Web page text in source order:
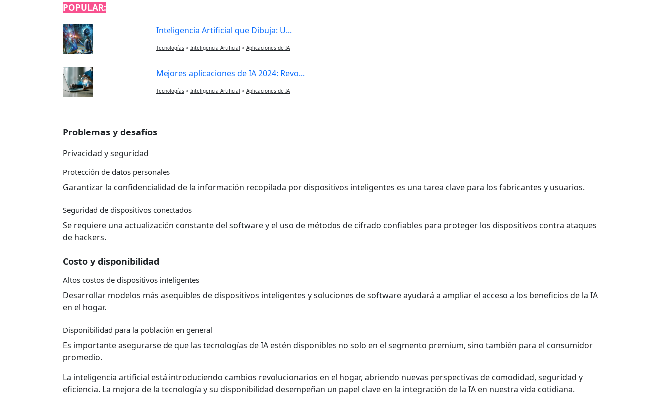
POPULAR:
Inteligencia Artificial que Dibuja: U...
Tecnologías > Inteligencia Artificial > Aplicaciones de IA
Mejores aplicaciones de IA 2024: Revo...
Tecnologías > Inteligencia Artificial > Aplicaciones de IA
Problemas y desafíos
Privacidad y seguridad
Protección de datos personales
Garantizar la confidencialidad de la información recopilada por dispositivos inteligentes es una tarea clave para los fabricantes y usuarios.
Seguridad de dispositivos conectados
Se requiere una actualización constante del software y el uso de métodos de cifrado confiables para proteger los dispositivos contra ataques
de hackers.
Costo y disponibilidad
Altos costos de dispositivos inteligentes
Desarrollar modelos más asequibles de dispositivos inteligentes y soluciones de software ayudará a ampliar el acceso a los beneficios de la IA
en el hogar.
Disponibilidad para la población en general
Es importante asegurarse de que las tecnologías de IA estén disponibles no solo en el segmento premium, sino también para el consumidor
promedio.
La inteligencia artificial está introduciendo cambios revolucionarios en el hogar, abriendo nuevas perspectivas de comodidad, seguridad y
eficiencia. La mejora de la tecnología y su disponibilidad desempeñan un papel clave en la integración de la IA en nuestra vida cotidiana.